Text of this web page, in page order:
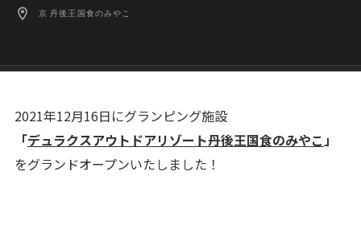
京 丹後王国食のみやこ
2021年12月16日にグランピング施設
「デュラクスアウトドアリゾート丹後王国食のみやこ」
をグランドオープンいたしました！